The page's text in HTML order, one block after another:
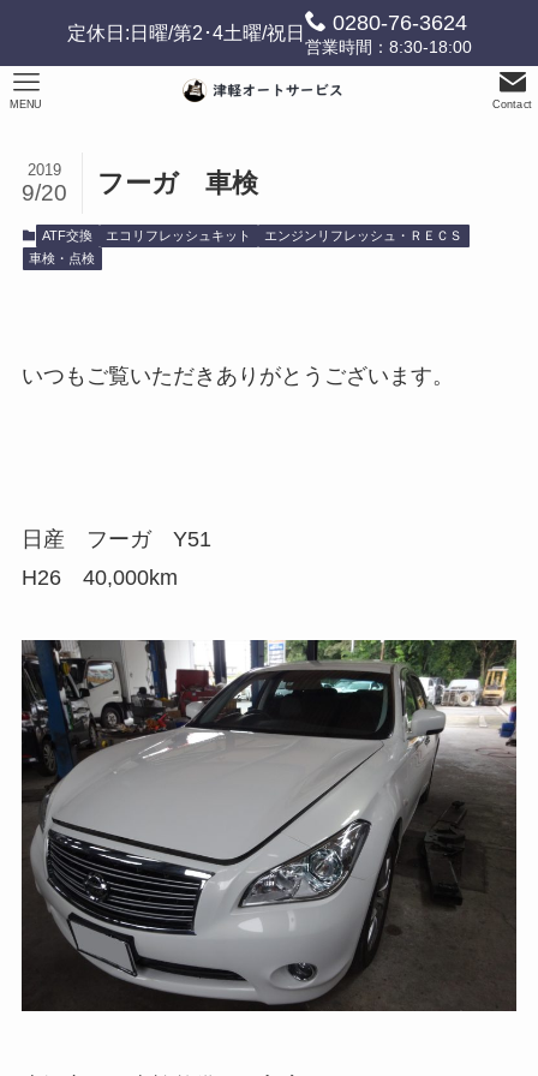
定休日:日曜/第2･4土曜/祝日 0280-76-3624
営業時間：8:30-18:00
Contact
MENU
フーガ 車検
2019
9/20
ATF交換 エコリフレッシュキット
エンジンリフレッシュ・ＲＥＣＳ
車検・点検
いつもご覧いただきありがとうございます。
日産 フーガ Y51
H26 40,000km